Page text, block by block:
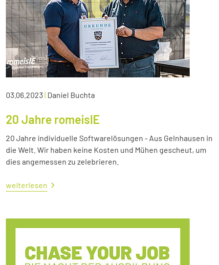
03.06.2023| Daniel Buchta
20 Jahre romeisIE
20 Jahre individuelle Softwarelösungen - Aus Gelnhausen in
die Welt. Wir haben keine Kosten und Mühen gescheut, um
dies angemessen zu zelebrieren.
weiterlesen